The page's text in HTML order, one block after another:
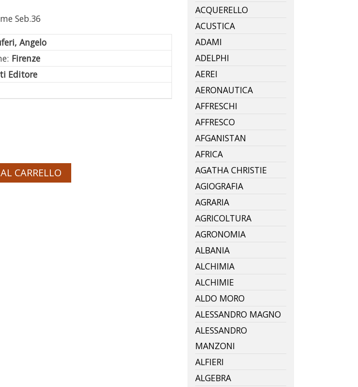
Seb.36
Angelo
Firenze
Editore
CARRELLO
ACQUERELLO
ACUSTICA
ADAMI
ADELPHI
AEREI
AERONAUTICA
AFFRESCHI
AFFRESCO
AFGANISTAN
AFRICA
AGATHA CHRISTIE
AGIOGRAFIA
AGRARIA
AGRICOLTURA
AGRONOMIA
ALBANIA
ALCHIMIA
ALCHIMIE
ALDO MORO
ALESSANDRO MAGNO
ALESSANDRO
MANZONI
ALFIERI
ALGEBRA